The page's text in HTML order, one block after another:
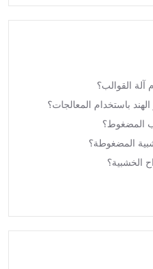
القوالب؟
باستخدام المعالجات؟
المضغوط؟
المضغوطة؟
الخشبية؟